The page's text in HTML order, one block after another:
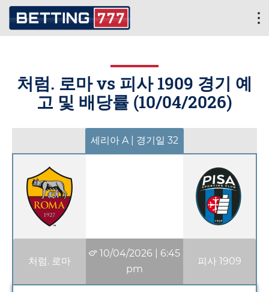
처럼. 로마 vs 피사 1909 경기 예
고 및 배당률 (10/04/2026)
세리아 A | 경기일 32
처럼. 로마
10/04/2026
6:45
pm
피사 1909